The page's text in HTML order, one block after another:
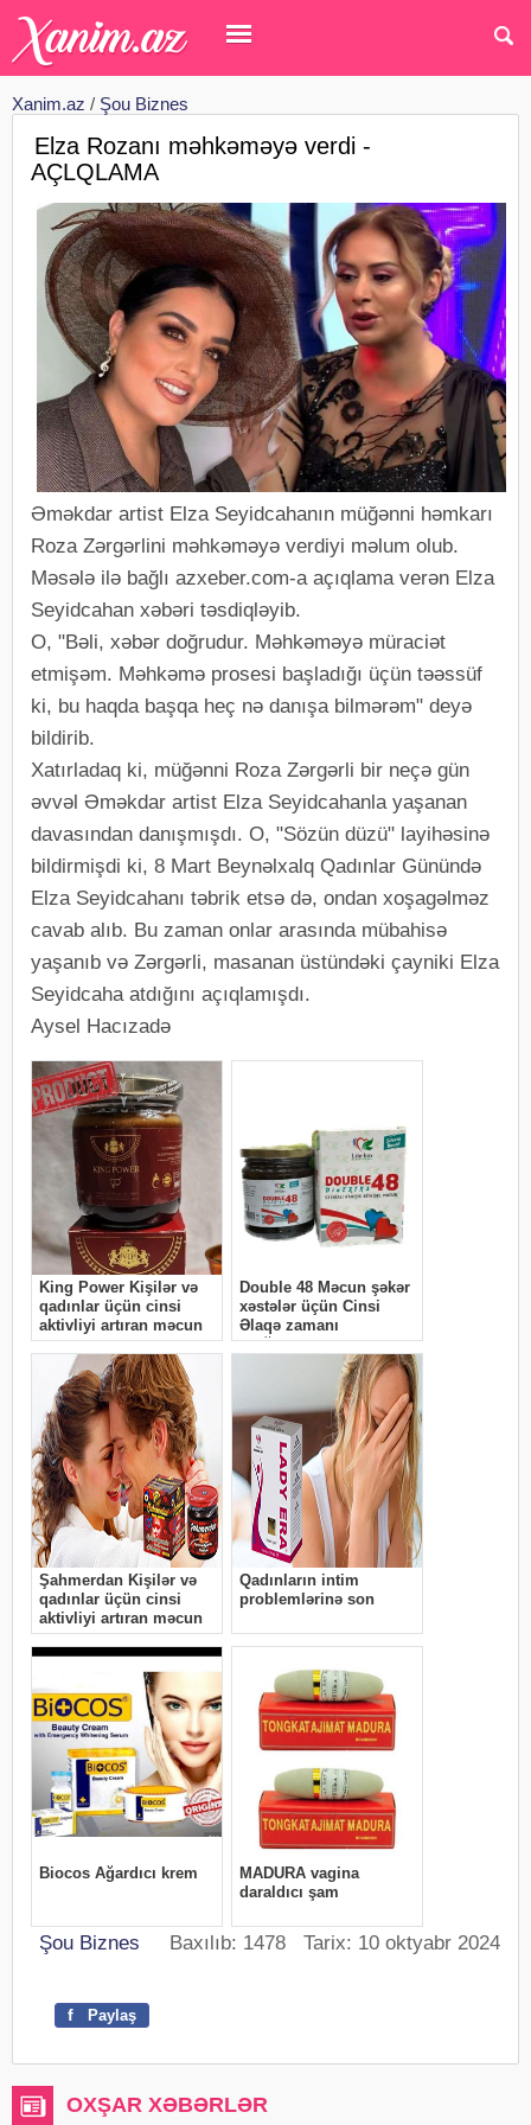
Xanim.az / Şou Biznes
Elza Rozanı məhkəməyə verdi -
AÇLQLAMA
Əməkdar artist Elza Seyidcahanın müğənni həmkarı
Roza Zərgərlini məhkəməyə verdiyi məlum olub.
Məsələ ilə bağlı azxeber.com-a açıqlama verən Elza
Seyidcahan xəbəri təsdiqləyib.
O, "Bəli, xəbər doğrudur. Məhkəməyə müraciət
etmişəm. Məhkəmə prosesi başladığı üçün təəssüf
ki, bu haqda başqa heç nə danışa bilmərəm" deyə
bildirib.
Xatırladaq ki, müğənni Roza Zərgərli bir neçə gün
əvvəl Əməkdar artist Elza Seyidcahanla yaşanan
davasından danışmışdı. O, "Sözün düzü" layihəsinə
bildirmişdi ki, 8 Mart Beynəlxalq Qadınlar Günündə
Elza Seyidcahanı təbrik etsə də, ondan xoşagəlməz
cavab alıb. Bu zaman onlar arasında mübahisə
yaşanıb və Zərgərli, masanan üstündəki çayniki Elza
Seyidcaha atdığını açıqlamışdı.
Aysel Hacızadə
Şou Biznes Baxılıb: 1478 Tarix: 10 oktyabr 2024
f Paylaş
OXŞAR XƏBƏRLƏR